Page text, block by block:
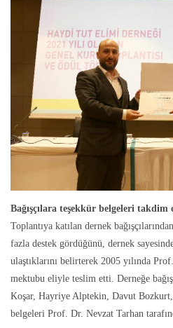
Bağışçılara teşekkür belgeleri takdim
Toplantıya katılan dernek
fazla destek gördüğünü, dernek
ulaştıklarını belirterek 2005 yılında
mektubu eliyle teslim etti. Derneğe
Koşar, Hayriye Alptekin, Davut
belgeleri Prof. Dr. Nevzat Tarhan